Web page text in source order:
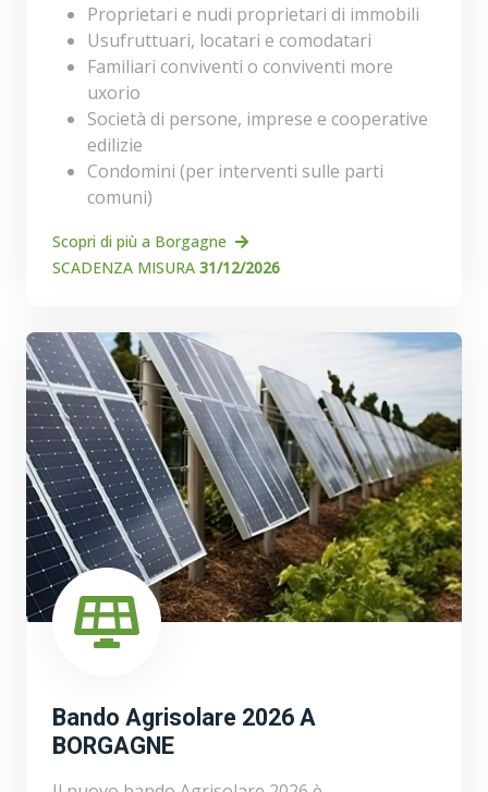
Proprietari e nudi proprietari di immobili
Usufruttuari, locatari e comodatari
Familiari conviventi o conviventi more
uxorio
Società di persone, imprese e cooperative
edilizie
Condomini (per interventi sulle parti
comuni)
Scopri di più a Borgagne
SCADENZA MISURA 31/12/2026
Bando Agrisolare 2026 A
BORGAGNE